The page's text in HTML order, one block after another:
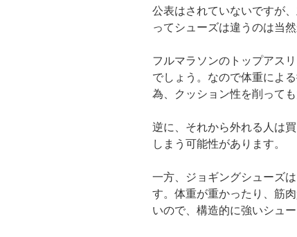
公表はされていないですが
ってシューズは違うのは当然
フルマラソンのトップアス
でしょう。なので体重によ
為、クッション性を削って
逆に、それから外れる人は
しまう可能性があります。
一方、ジョギングシューズ
す。体重が重かったり、筋
いので、構造的に強いシュ